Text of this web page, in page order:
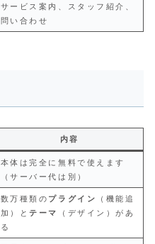
サービス案内、スタッフ紹介、
問い合わせ
内容
本体は完全に無料で使えます
（サーバー代は別）
数万種類の プラグイン
（機能追
加）とテーマ
（デザイン）があ
る